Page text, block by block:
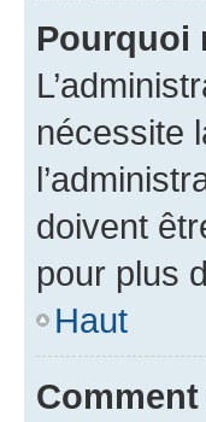
Pourquoi
nécessite
doivent
pour plus
Haut